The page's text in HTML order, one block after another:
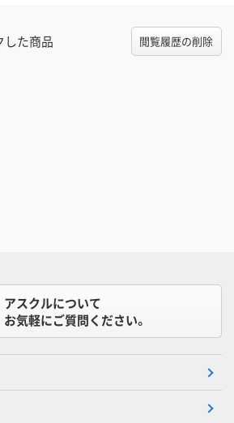
した商品 閲覧履歴の削除
アスクルについて
お気軽にご質問ください。